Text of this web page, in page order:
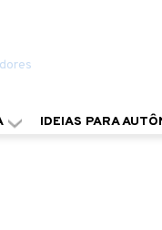
IDEIAS PARA